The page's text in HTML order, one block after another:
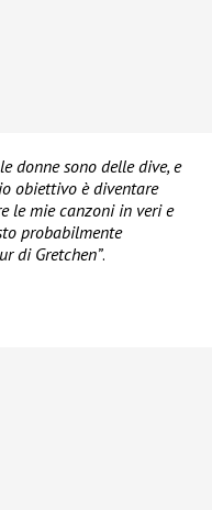
donne sono delle dive, e
obiettivo è diventare
le mie canzoni in veri e
probabilmente
di Gretchen”.